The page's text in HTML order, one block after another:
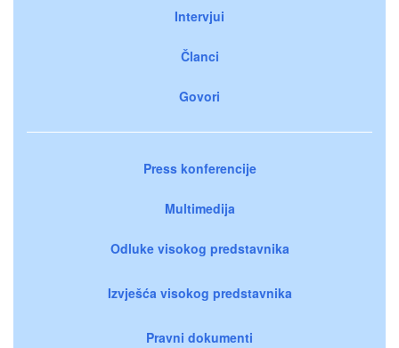
Intervjui
Članci
Govori
Press konferencije
Multimedija
Odluke visokog predstavnika
Izvješća visokog predstavnika
Pravni dokumenti